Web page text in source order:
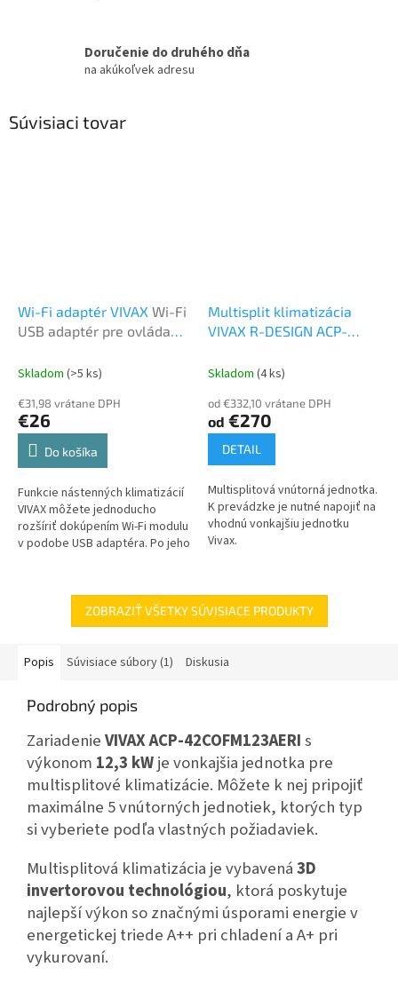
Doručenie do druhého dňa
na akúkoľvek adresu
Súvisiaci tovar
Wi-Fi adaptér VIVAX Wi-Fi
USB adaptér pre ovládanie
zariadenie
Skladom (>5 ks)
€31,98 vrátane DPH
€26
Do košíka
Funkcie nástenných klimatizácií
VIVAX môžete jednoducho
rozšíriť dokúpením Wi-Fi modulu
v podobe USB adaptéra. Po jeho
jednoduchú...
Multisplit klimatizácia
VIVAX R-DESIGN ACP-
Nástenná vnútorná
Skladom (4 ks)
od €332,10 vrátane DPH
od €270
DETAIL
Multisplitová vnútorná jednotka.
K prevádzke je nutné napojiť na
vhodnú vonkajšiu jednotku
Vivax.
ZOBRAZIŤ VŠETKY SÚVISIACE PRODUKTY
Popis Súvisiace súbory (1) Diskusia
Podrobný popis
ZariadenieVIVAX ACP-42COFM123AERIs
výkonom 12,3 kWje vonkajšia jednotka pre
multisplitové klimatizácie. Môžete k nej pripojiť
maximálne 5 vnútorných jednotiek, ktorých typ
si vyberiete podľa vlastných požiadaviek.
Multisplitová klimatizácia je vybavená3D
invertorovou technológiou, ktorá poskytuje
najlepší výkon so značnými úsporami energie v
energetickej triede A++ pri chladení a A+ pri
vykurovaní.